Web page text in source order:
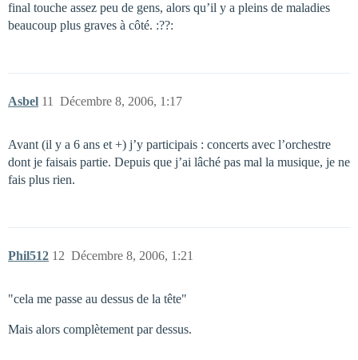
final touche assez peu de gens, alors qu’il y a pleins de maladies
beaucoup plus graves à côté. :??:
Asbel Décembre 8, 2006, 1:17
11
Avant (il y a 6 ans et +) j’y participais : concerts avec l’orchestre
dont je faisais partie. Depuis que j’ai lâché pas mal la musique, je ne
fais plus rien.
Phil512 Décembre 8, 2006, 1:21
12
"cela me passe au dessus de la tête"
Mais alors complètement par dessus.